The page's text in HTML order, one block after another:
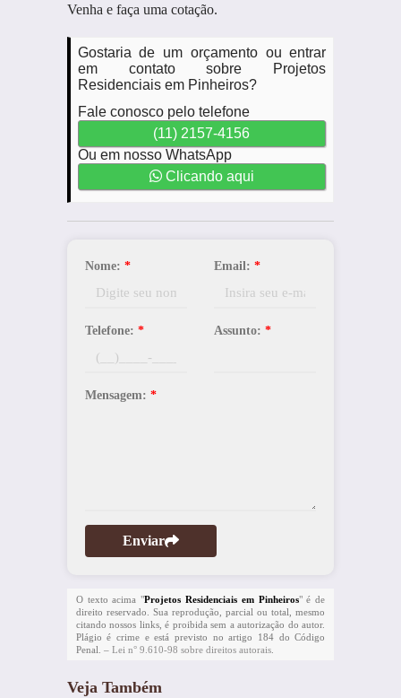
Venha e faça uma cotação.
Gostaria de um orçamento ou entrar
em contato sobre Projetos
Residenciais em Pinheiros?
Fale conosco pelo telefone
(11) 2157-4156
Ou em nosso WhatsApp
Clicando aqui
Nome: * Email: *
Telefone: * Assunto: *
Mensagem: *
Enviar
O texto acima "Projetos Residenciais em Pinheiros" é de
direito reservado. Sua reprodução, parcial ou total, mesmo
citando nossos links, é proibida sem a autorização do autor.
Plágio é crime e está previsto no artigo 184 do Código
Penal. – Lei n° 9.610-98 sobre direitos autorais.
Veja Também